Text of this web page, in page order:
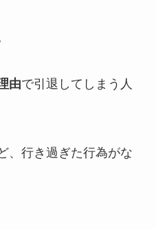
由で引退してしまう人
、行き過ぎた行為がな